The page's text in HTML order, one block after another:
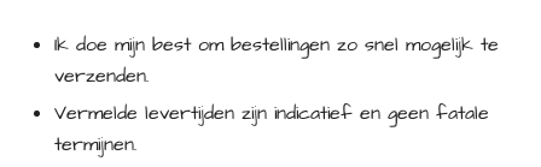
Ik doe mijn best om bestellingen zo snel mogelijk te
verzenden.
Vermelde levertijden zijn indicatief en geen fatale
termijnen.